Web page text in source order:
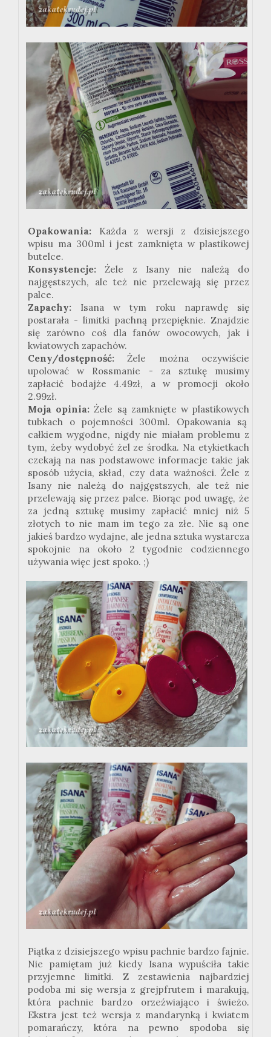
Opakowania: Każda z wersji z dzisiejszego
wpisu ma 300ml i jest zamknięta w plastikowej
butelce.
Konsystencje: Żele z Isany nie należą do
najgęstszych, ale też nie przelewają się przez
palce.
Zapachy: Isana w tym roku naprawdę się
postarała - limitki pachną przepięknie. Znajdzie
się zarówno coś dla fanów owocowych, jak i
kwiatowych zapachów.
Ceny/dostępność: Żele można oczywiście
upolować w Rossmanie - za sztukę musimy
zapłacić bodajże 4.49zł, a w promocji około
2.99zł.
Moja opinia: Żele są zamknięte w plastikowych
tubkach o pojemności 300ml. Opakowania są
całkiem wygodne, nigdy nie miałam problemu z
tym, żeby wydobyć żel ze środka. Na etykietkach
czekają na nas podstawowe informacje takie jak
sposób użycia, skład, czy data ważności. Żele z
Isany nie należą do najgęstszych, ale też nie
przelewają się przez palce. Biorąc pod uwagę, że
za jedną sztukę musimy zapłacić mniej niż 5
złotych to nie mam im tego za złe. Nie są one
jakieś bardzo wydajne, ale jedna sztuka wystarcza
spokojnie na około 2 tygodnie codziennego
używania więc jest spoko. ;)
Piątka z dzisiejszego wpisu pachnie bardzo fajnie.
Nie pamiętam już kiedy Isana wypuściła takie
przyjemne limitki. Z zestawienia najbardziej
podoba mi się wersja z grejpfrutem i marakują,
która pachnie bardzo orzeźwiająco i świeżo.
Ekstra jest też wersja z mandarynką i kwiatem
pomarańczy, która na pewno spodoba się